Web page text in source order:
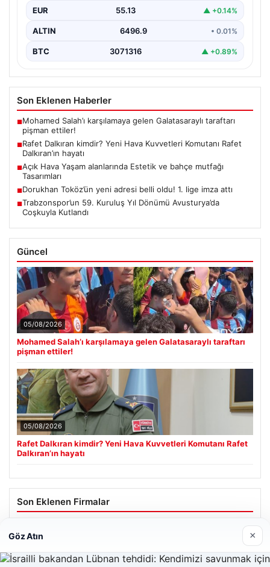
EUR 55.13 ▲ +0.14%
ALTIN 6496.9 • 0.01%
BTC 3071316 ▲ +0.89%
Son Eklenen Haberler
■Mohamed Salah’ı karşılamaya gelen Galatasaraylı taraftarı
pişman ettiler!
■Rafet Dalkıran kimdir? Yeni Hava Kuvvetleri Komutanı Rafet
Dalkıran’ın hayatı
■Açık Hava Yaşam alanlarında Estetik ve bahçe mutfağı
Tasarımları
■Dorukhan Toköz’ün yeni adresi belli oldu! 1. lige imza attı
■Trabzonspor’un 59. Kuruluş Yıl Dönümü Avusturya’da
Coşkuyla Kutlandı
Güncel
05/08/2026
Mohamed Salah’ı karşılamaya gelen Galatasaraylı taraftarı
pişman ettiler!
05/08/2026
Rafet Dalkıran kimdir? Yeni Hava Kuvvetleri Komutanı Rafet
Dalkıran’ın hayatı
Son Eklenen Firmalar
Göz Atın ×